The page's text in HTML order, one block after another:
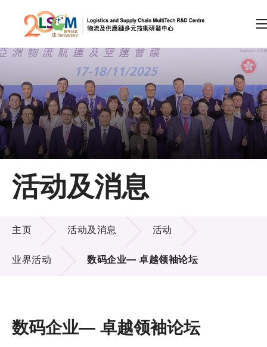
跳到内容（按回车键）
会员登录
A A EN 繁 简
主页
关于LSCM
技术商品化
项目及资助计划
活动及消息
活动及消息
活动及消息
主页 活动及消息 活动
业界活动 数码企业— 卓越领袖论坛
数码企业— 卓越领袖论坛